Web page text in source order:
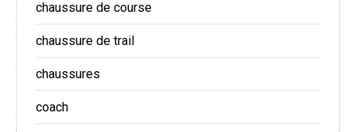
chaussure de course
chaussure de trail
chaussures
coach